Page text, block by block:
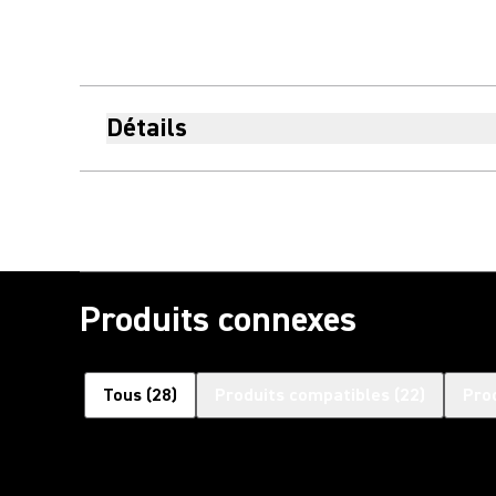
Détails
Produits connexes
Tous (28)